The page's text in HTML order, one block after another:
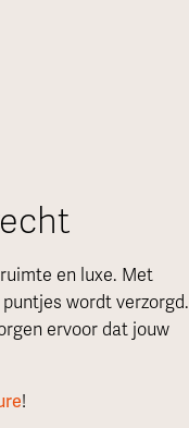
en luxe. Met
wordt verzorgd.
ervoor dat jouw
!